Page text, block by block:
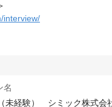
interview/
名
未経験） シミック株式会